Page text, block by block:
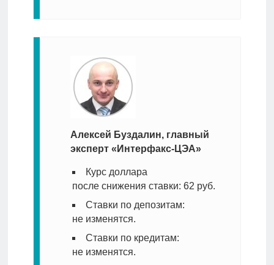
Алексей Буздалин, главный
эксперт «Интерфакс-ЦЭА»
Курс доллара
после снижения ставки: 62 руб.
Ставки по депозитам:
не изменятся.
Ставки по кредитам:
не изменятся.